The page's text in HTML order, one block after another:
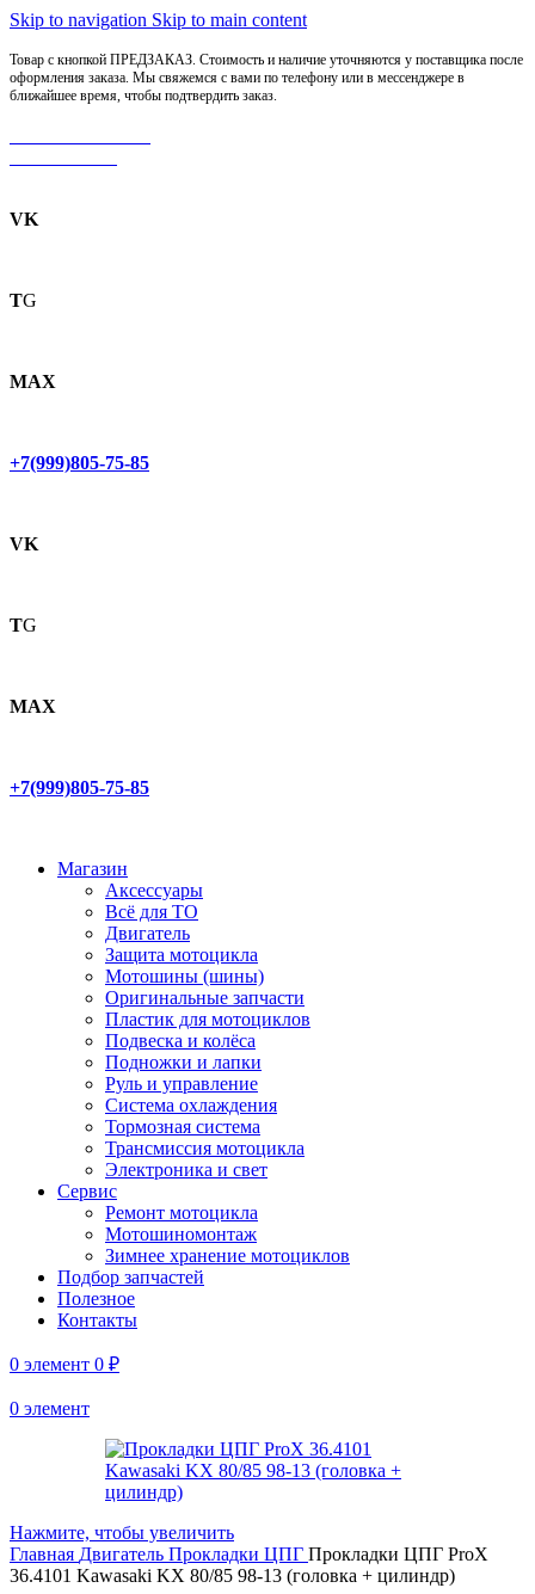
Skip to navigation Skip to main content
Товар с кнопкой ПРЕДЗАКАЗ. Стоимость и наличие уточняются у поставщика после
оформления заказа. Мы свяжемся с вами по телефону или в мессенджере в
ближайшее время, чтобы подтвердить заказ.
VK
TG
MAX
+7(999)805-75-85
VK
TG
MAX
+7(999)805-75-85
Магазин
Аксессуары
Всё для ТО
Двигатель
Защита мотоцикла
Мотошины (шины)
Оригинальные запчасти
Пластик для мотоциклов
Подвеска и колёса
Подножки и лапки
Руль и управление
Система охлаждения
Тормозная система
Трансмиссия мотоцикла
Электроника и свет
Сервис
Ремонт мотоцикла
Мотошиномонтаж
Зимнее хранение мотоциклов
Подбор запчастей
Полезное
Контакты
0 элемент 0 ₽
0 элемент
Нажмите, чтобы увеличить
Главная Двигатель Прокладки ЦПГ Прокладки ЦПГ ProX
36.4101 Kawasaki KX 80/85 98-13 (головка + цилиндр)